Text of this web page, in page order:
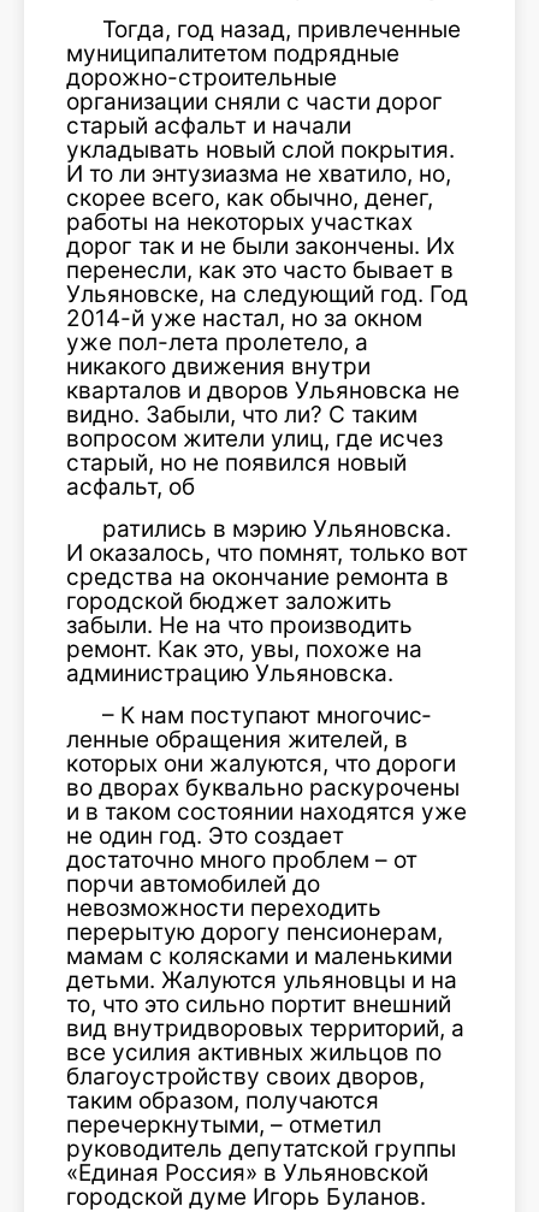
Тогда, год назад, привлечен­ные
муниципалитетом подряд­ные
дорожно-строительные
организации сняли с части дорог
старый асфальт и на­чали
укладывать новый слой покрытия.
И то ли энтузиазма не хватило, но,
скорее всего, как обычно, денег,
работы на некоторых участках
дорог так и не были закончены. Их
пере­несли, как это часто бывает в
Ульяновске, на следующий год. Год
2014-й уже настал, но за окном
уже пол-лета проле­тело, а
никакого движения вну­три
кварталов и дворов Улья­новска не
видно. Забыли, что ли? С таким
вопросом жители улиц, где исчез
старый, но не появился новый
асфальт, об­
ратились в мэрию Ульяновска.
И оказалось, что помнят, толь­ко вот
средства на окончание ремонта в
городской бюджет заложить
забыли. Не на что производить
ремонт. Как это, увы, похоже на
администрацию Ульяновска.
– К нам поступают многочис­
ленные обращения жителей, в
которых они жалуются, что до­роги
во дворах буквально рас­курочены
и в таком состоянии находятся уже
не один год. Это создает
достаточно много про­блем – от
порчи автомобилей до
невозможности переходить
перерытую дорогу пенсионерам,
мамам с колясками и маленьки­ми
детьми. Жалуются ульяновцы и на
то, что это сильно портит внешний
вид внутридворовых территорий, а
все усилия актив­ных жильцов по
благоустройству своих дворов,
таким образом, получаются
перечеркнутыми, – отметил
руководитель депу­татской группы
«Единая Россия» в Ульяновской
городской думе Игорь Буланов.